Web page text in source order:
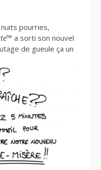
nuits pourries,
™ a sorti son nouvel
de gueule ça un